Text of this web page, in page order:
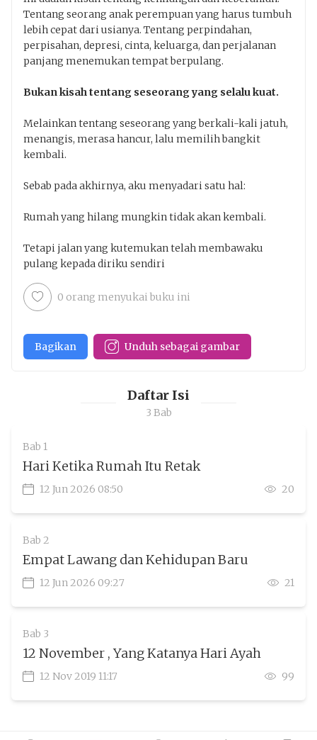
Tentang seorang anak perempuan yang harus tumbuh
lebih cepat dari usianya. Tentang perpindahan,
perpisahan, depresi, cinta, keluarga, dan perjalanan
panjang menemukan tempat berpulang.
Bukan kisah tentang seseorang yang selalu kuat.
Melainkan tentang seseorang yang berkali-kali jatuh,
menangis, merasa hancur, lalu memilih bangkit
kembali.
Sebab pada akhirnya, aku menyadari satu hal:
Rumah yang hilang mungkin tidak akan kembali.
Tetapi jalan yang kutemukan telah membawaku
pulang kepada diriku sendiri
0 orang menyukai buku ini
Bagikan Unduh sebagai gambar
Penakota.id
Daftar Isi
3 Bab
Bab 1
Hari Ketika Rumah Itu Retak
12 Jun 2026 08:50 20
Bab 2
Empat Lawang dan Kehidupan Baru
12 Jun 2026 09:27 21
Bab 3
12 November , Yang Katanya Hari Ayah
12 Nov 2019 11:17 99